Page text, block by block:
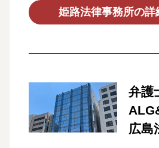
姫路法律事務所の詳
弁護
広島